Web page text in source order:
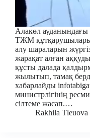
Алакөл
ТЖМ құтқарушылары
алу шараларын
жарақат алған
құсты далада
жылытып, тамақ
хабарлайды
министрлігінің
сілтеме жасап.…
Rakhila Tleuova